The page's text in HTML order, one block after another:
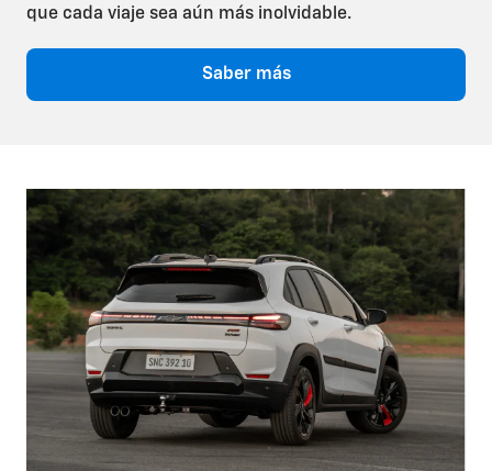
que cada viaje sea aún más inolvidable.
Saber más